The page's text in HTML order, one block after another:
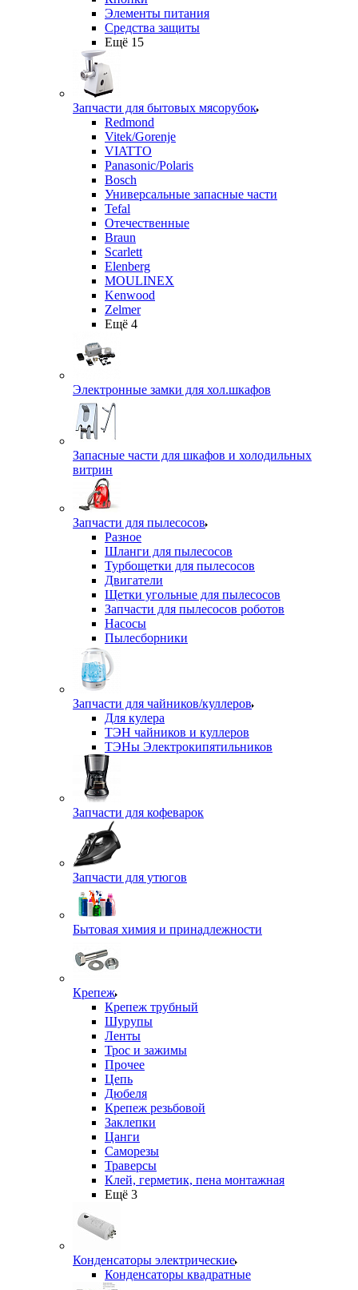
Элементы питания
Средства защиты
Ещё 15
Запчасти для бытовых мясорубок
Redmond
Vitek/Gorenje
VIATTO
Panasonic/Polaris
Bosch
Универсальные запасные части
Tefal
Отечественные
Braun
Scarlett
Elenberg
MOULINEX
Kenwood
Zelmer
Ещё 4
Электронные замки для хол.шкафов
Запасные части для шкафов и холодильных
витрин
Запчасти для пылесосов
Разное
Шланги для пылесосов
Турбощетки для пылесосов
Двигатели
Щетки угольные для пылесосов
Запчасти для пылесосов роботов
Насосы
Пылесборники
Запчасти для чайников/куллеров
Для кулера
ТЭН чайников и куллеров
ТЭНы Электрокипятильников
Запчасти для кофеварок
Запчасти для утюгов
Бытовая химия и принадлежности
Крепеж
Крепеж трубный
Шурупы
Ленты
Трос и зажимы
Прочее
Цепь
Дюбеля
Крепеж резьбовой
Заклепки
Цанги
Саморезы
Траверсы
Клей, герметик, пена монтажная
Ещё 3
Конденсаторы электрические
Конденсаторы квадратные